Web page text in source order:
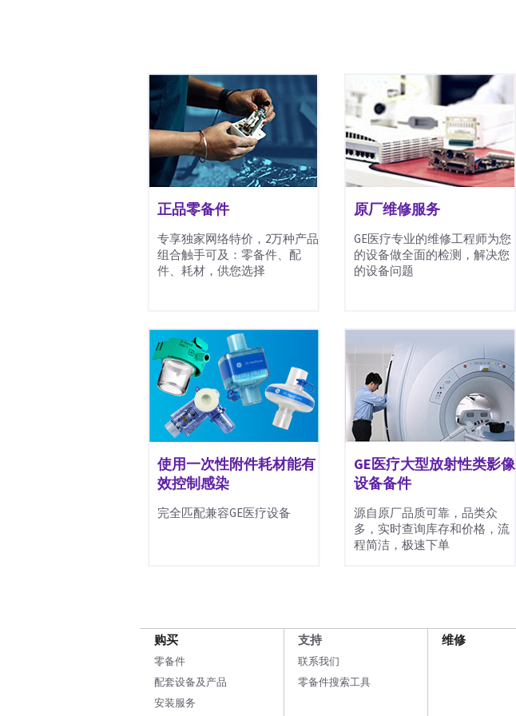
正品零备件
专享独家网络特价，2万种产品
组合触手可及：零备件、配
件、耗材，供您选择
使用一次性附件耗材能有
效控制感染
完全匹配兼容GE医疗设备
原厂维修服务
GE医疗专业的维修工程师为您
的设备做全面的检测，解决您
的设备问题
GE医疗大型放射性类影像
设备备件
源自原厂品质可靠，品类众
多，实时查询库存和价格，流
程简洁，极速下单
购买
零备件
配套设备及产品
安装服务
支持
联系我们
零备件搜索工具
维修